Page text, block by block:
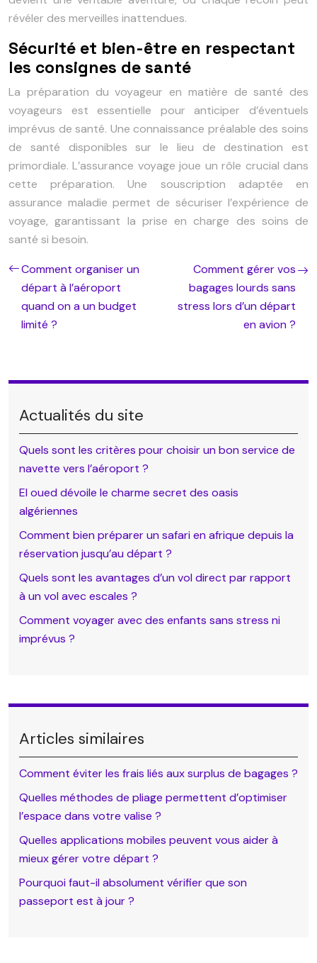
révéler des merveilles inattendues.
Sécurité et bien-être en respectant
les consignes de santé
La préparation du voyageur en matière de santé des
voyageurs est essentielle pour anticiper d’éventuels
imprévus de santé. Une connaissance préalable des soins
de santé disponibles sur le lieu de destination est
primordiale. L’assurance voyage joue un rôle crucial dans
cette préparation. Une souscription adaptée en
assurance maladie permet de sécuriser l’expérience de
voyage, garantissant la prise en charge des soins de
santé si besoin.
Comment organiser un
départ à l’aéroport
quand on a un budget
limité ?
Comment gérer vos
bagages lourds sans
stress lors d’un départ
en avion ?
Actualités du site
Quels sont les critères pour choisir un bon service de
navette vers l’aéroport ?
El oued dévoile le charme secret des oasis
algériennes
Comment bien préparer un safari en afrique depuis la
réservation jusqu’au départ ?
Quels sont les avantages d’un vol direct par rapport
à un vol avec escales ?
Comment voyager avec des enfants sans stress ni
imprévus ?
Articles similaires
Comment éviter les frais liés aux surplus de bagages ?
Quelles méthodes de pliage permettent d’optimiser
l’espace dans votre valise ?
Quelles applications mobiles peuvent vous aider à
mieux gérer votre départ ?
Pourquoi faut-il absolument vérifier que son
passeport est à jour ?